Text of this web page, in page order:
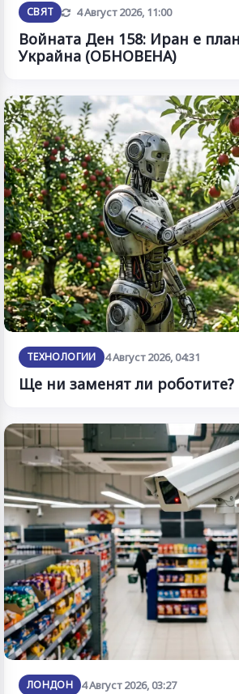
СВЯТ Обновена
4 Август 2026, 11:00
Войната Ден 158: Иран е
Украйна (ОБНОВЕНА)
ТЕХНОЛОГИИ 4 Август 2026, 04:31
Ще ни заменят ли роботите?
ЛОНДОН 4 Август 2026, 03:27